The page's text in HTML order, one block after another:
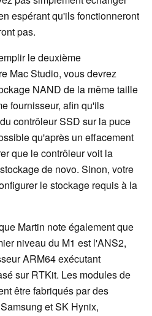
espérant qu'ils fonctionneront
pas.
le deuxième
Mac Studio, vous devrez
NAND de la même taille
fournisseur, afin qu'ils
contrôleur SSD sur la puce
qu'après un effacement
que le contrôleur voit la
de novo. Sinon, votre
le stockage requis à la
Martin note également que
niveau du M1 est l'ANS2,
ARM64 exécutant
sur RTKit. Les modules de
être fabriqués par des
et SK Hynix,